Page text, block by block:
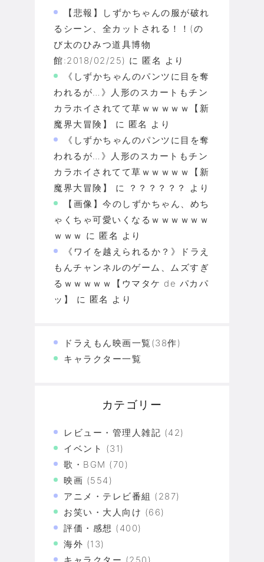
【悲報】しずかちゃんの服が破れ
るシーン、全カットされる！！(の
び太のひみつ道具博物
館:2018/02/25) に 匿名 より
《しずかちゃんのパンツに目を奪
われるが…》人形のスカートもチン
カラホイされてて草ｗｗｗｗｗ【新
魔界大冒険】
に 匿名 より
《しずかちゃんのパンツに目を奪
われるが…》人形のスカートもチン
カラホイされてて草ｗｗｗｗｗ【新
魔界大冒険】
に ？？？？？？
より
【画像】今のしずかちゃん、めち
ゃくちゃ可愛いくなるｗｗｗｗｗｗ
ｗｗｗ に 匿名 より
《ワイを越えられるか？》ドラえ
もんチャンネルのゲーム、ムズすぎ
るｗｗｗｗｗ【ウマタケ de パカパ
ッ】
に 匿名 より
ドラえもん映画一覧(38作)
キャラクター一覧
カテゴリー
レビュー・管理人雑記 (42)
イベント (31)
歌・BGM (70)
映画 (554)
アニメ・テレビ番組 (287)
お笑い・大人向け (66)
評価・感想 (400)
海外 (13)
キャラクター (250)